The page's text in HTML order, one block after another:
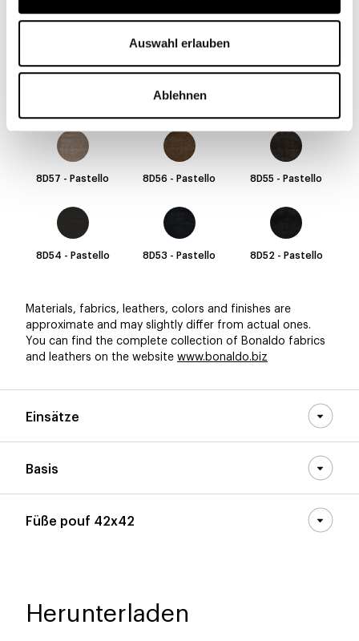
Auswahl erlauben
Ablehnen
8D63 - Pastello 8D62 - Pastello 8D61 - Pastello
8D59 - Pastello
8D57 - Pastello 8D56 - Pastello 8D55 - Pastello
8D54 - Pastello 8D53 - Pastello 8D52 - Pastello
Materials, fabrics, leathers, colors and finishes are
approximate and may slightly differ from actual ones.
You can find the complete collection of Bonaldo fabrics
and leathers on the website www.bonaldo.biz
Einsätze
Basis
Füße pouf 42x42
Herunterladen